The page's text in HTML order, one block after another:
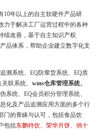
10年以上的自主软硬件产品研
力于解决工厂运营过程中的各种
续改善，基于自主知识产权
品体系，帮助企业建立数字化支
溯系统、EQ防窜货系统、EQ质
联系统、 wms仓库管理系统、
系统、EQ会员积分管理系统、
化及产品追溯应用方面的多个行
门的青睐与认可，包括食品饮
包括东鹏特饮、荣华月饼、俏十